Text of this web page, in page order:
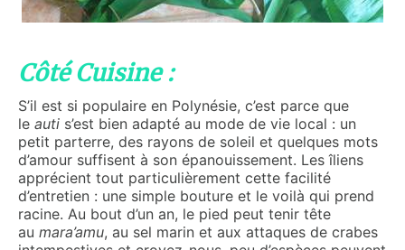
Côté Cuisine :
S’il est si populaire en Polynésie, c’est parce que
le auti s’est bien adapté au mode de vie local : un
petit parterre, des rayons de soleil et quelques mots
d’amour suffisent à son épanouissement. Les îliens
apprécient tout particulièrement cette facilité
d’entretien : une simple bouture et le voilà qui prend
racine. Au bout d’un an, le pied peut tenir tête
au mara’amu, au sel marin et aux attaques de crabes